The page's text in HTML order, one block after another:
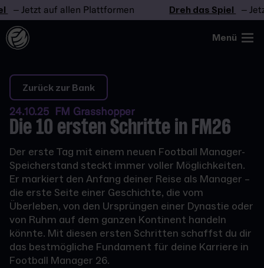
Jetzt auf allen Plattformen Dreh das Spiel – Jetzt
Menü
Zurück zur Bank
24.10.25 FM Grasshopper
Die 10 ersten Schritte in FM26
Der erste Tag mit einem neuen Football Manager-
Speicherstand steckt immer voller Möglichkeiten.
Er markiert den Anfang deiner Reise als Manager –
die erste Seite einer Geschichte, die vom
Überleben, von den Ursprüngen einer Dynastie oder
von Ruhm auf dem ganzen Kontinent handeln
könnte. Mit diesen ersten Schritten schaffst du dir
das bestmögliche Fundament für deine Karriere in
Football Manager 26.